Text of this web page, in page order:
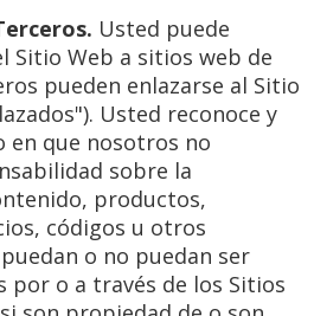
Usted puede
Sitio Web a sitios web de
pueden enlazarse al Sitio
Usted reconoce y
en que nosotros no
sobre la
productos,
códigos u otros
o no puedan ser
por o a través de los Sitios